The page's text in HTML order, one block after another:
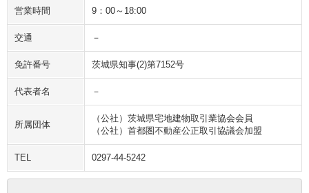
営業時間 9：00～18:00
交通 －
免許番号 茨城県知事(2)第7152号
代表者名 －
所属団体
（公社）茨城県宅地建物取引業協会会員
（公社）首都圏不動産公正取引協議会加盟
TEL 0297-44-5242